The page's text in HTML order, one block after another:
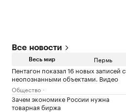
Все новости
Весь мир Пермь
Пентагон показал 16 новых записей с
неопознанными объектами. Видео
Общество
Зачем экономике России нужна
товарная биржа